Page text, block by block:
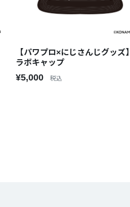
【パワプロ×にじさんじグッズ
ラボキャップ
¥5,000 税込